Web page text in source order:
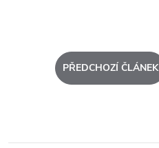
PŘEDCHOZÍ ČLÁNEK